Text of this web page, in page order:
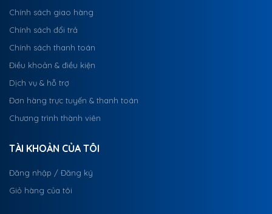
Chính sách giao hàng
Chính sách đổi trả
Chính sách thanh toán
Điều khoản & điều kiện
Dịch vụ & hỗ trợ
Đơn hàng trực tuyến & thanh toán
Chương trình thành viên
TÀI KHOẢN CỦA TÔI
Đăng nhập / Đăng ký
Giỏ hàng của tôi